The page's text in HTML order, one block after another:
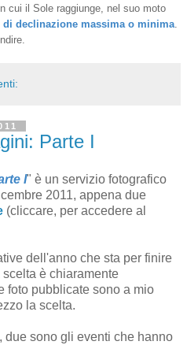
cui il Sole raggiunge, nel suo moto
di declinazione massima o minima.
Parte I
I" è un servizio fotografico
2011, appena due
(cliccare, per accedere al
dell'anno che sta per finire
è chiaramente
foto pubblicate sono a mio
la scelta.
due sono gli eventi che hanno